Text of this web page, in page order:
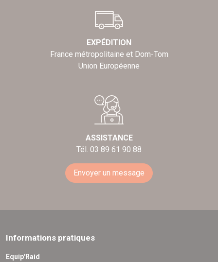
EXPÉDITION
France métropolitaine et Dom-Tom
Union Européenne
ASSISTANCE
Tél. 03 89 61 90 88
Envoyer un message
Informations pratiques
Equip'Raid